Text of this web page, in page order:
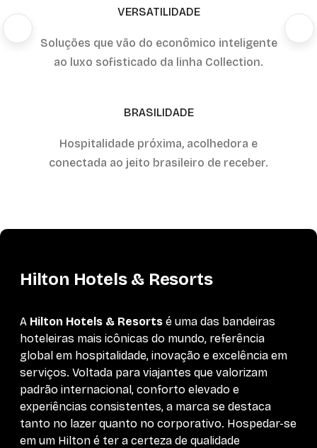
VERSATILIDADE
Soluções que vão do econômico inteligente
ao luxo sofisticado da linha Collection.
BRASILIDADE
Hospitalidade próxima, acolhedora e
conectada ao jeito brasileiro de receber.
Hilton Hotels & Resorts
A Hilton Hotels & Resorts é uma das bandeiras
hoteleiras mais icônicas do mundo, referência
global em hospitalidade, inovação e excelência em
serviços. Voltada para viajantes que valorizam
padrão internacional, conforto elevado e
experiências consistentes, a marca se destaca
tanto no lazer quanto no corporativo. Hospedar-se
em um Hilton é ter a certeza de qualidade